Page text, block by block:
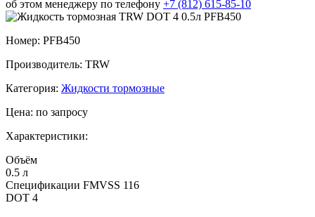
об этом менеджеру по телефону +7 (812) 615-85-10
Номер: PFB450
Производитель: TRW
Категория: Жидкости тормозные
Цена: по запросу
Характеристики:
Объём
0.5 л
Спецификации FMVSS 116
DOT 4